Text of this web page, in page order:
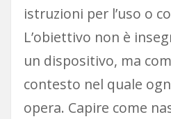
istruzioni per l’uso o
L’obiettivo non è
un dispositivo, ma
contesto nel quale
opera. Capire come